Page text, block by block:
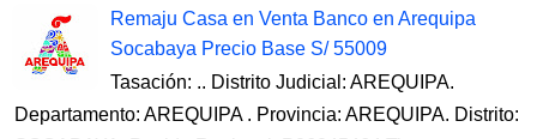
Remaju Casa en Venta Banco en Arequipa
Socabaya Precio Base S/ 55009
Tasación: .. Distrito Judicial: AREQUIPA.
Departamento: AREQUIPA . Provincia: AREQUIPA. Distrito: